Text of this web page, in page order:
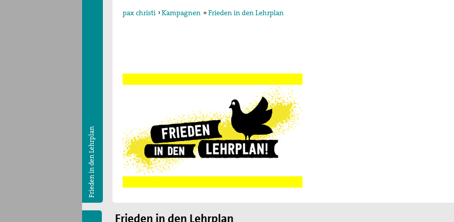
pax christi ›Kampagnen »Frieden in den Lehrplan
Frieden in den Lehrplan
Frieden in den Lehrplan